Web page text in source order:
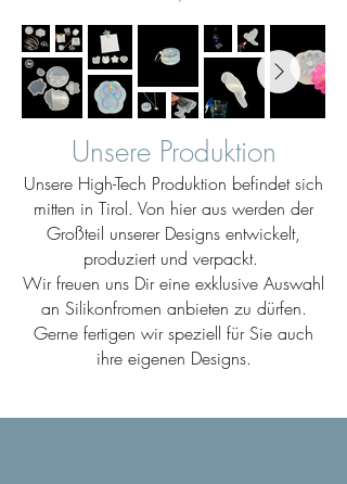
Unsere Produktion
Unsere High-Tech Produktion befindet sich
mitten in Tirol. Von hier aus werden der
Großteil unserer Designs entwickelt,
produziert und verpackt.
Wir freuen uns Dir eine exklusive Auswahl
an Silikonfromen anbieten zu dürfen.
Gerne fertigen wir speziell für Sie auch
ihre eigenen Designs.